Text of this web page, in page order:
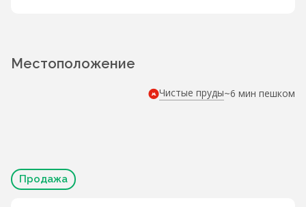
Местоположение
Чистые пруды~6 мин пешком
Продажа